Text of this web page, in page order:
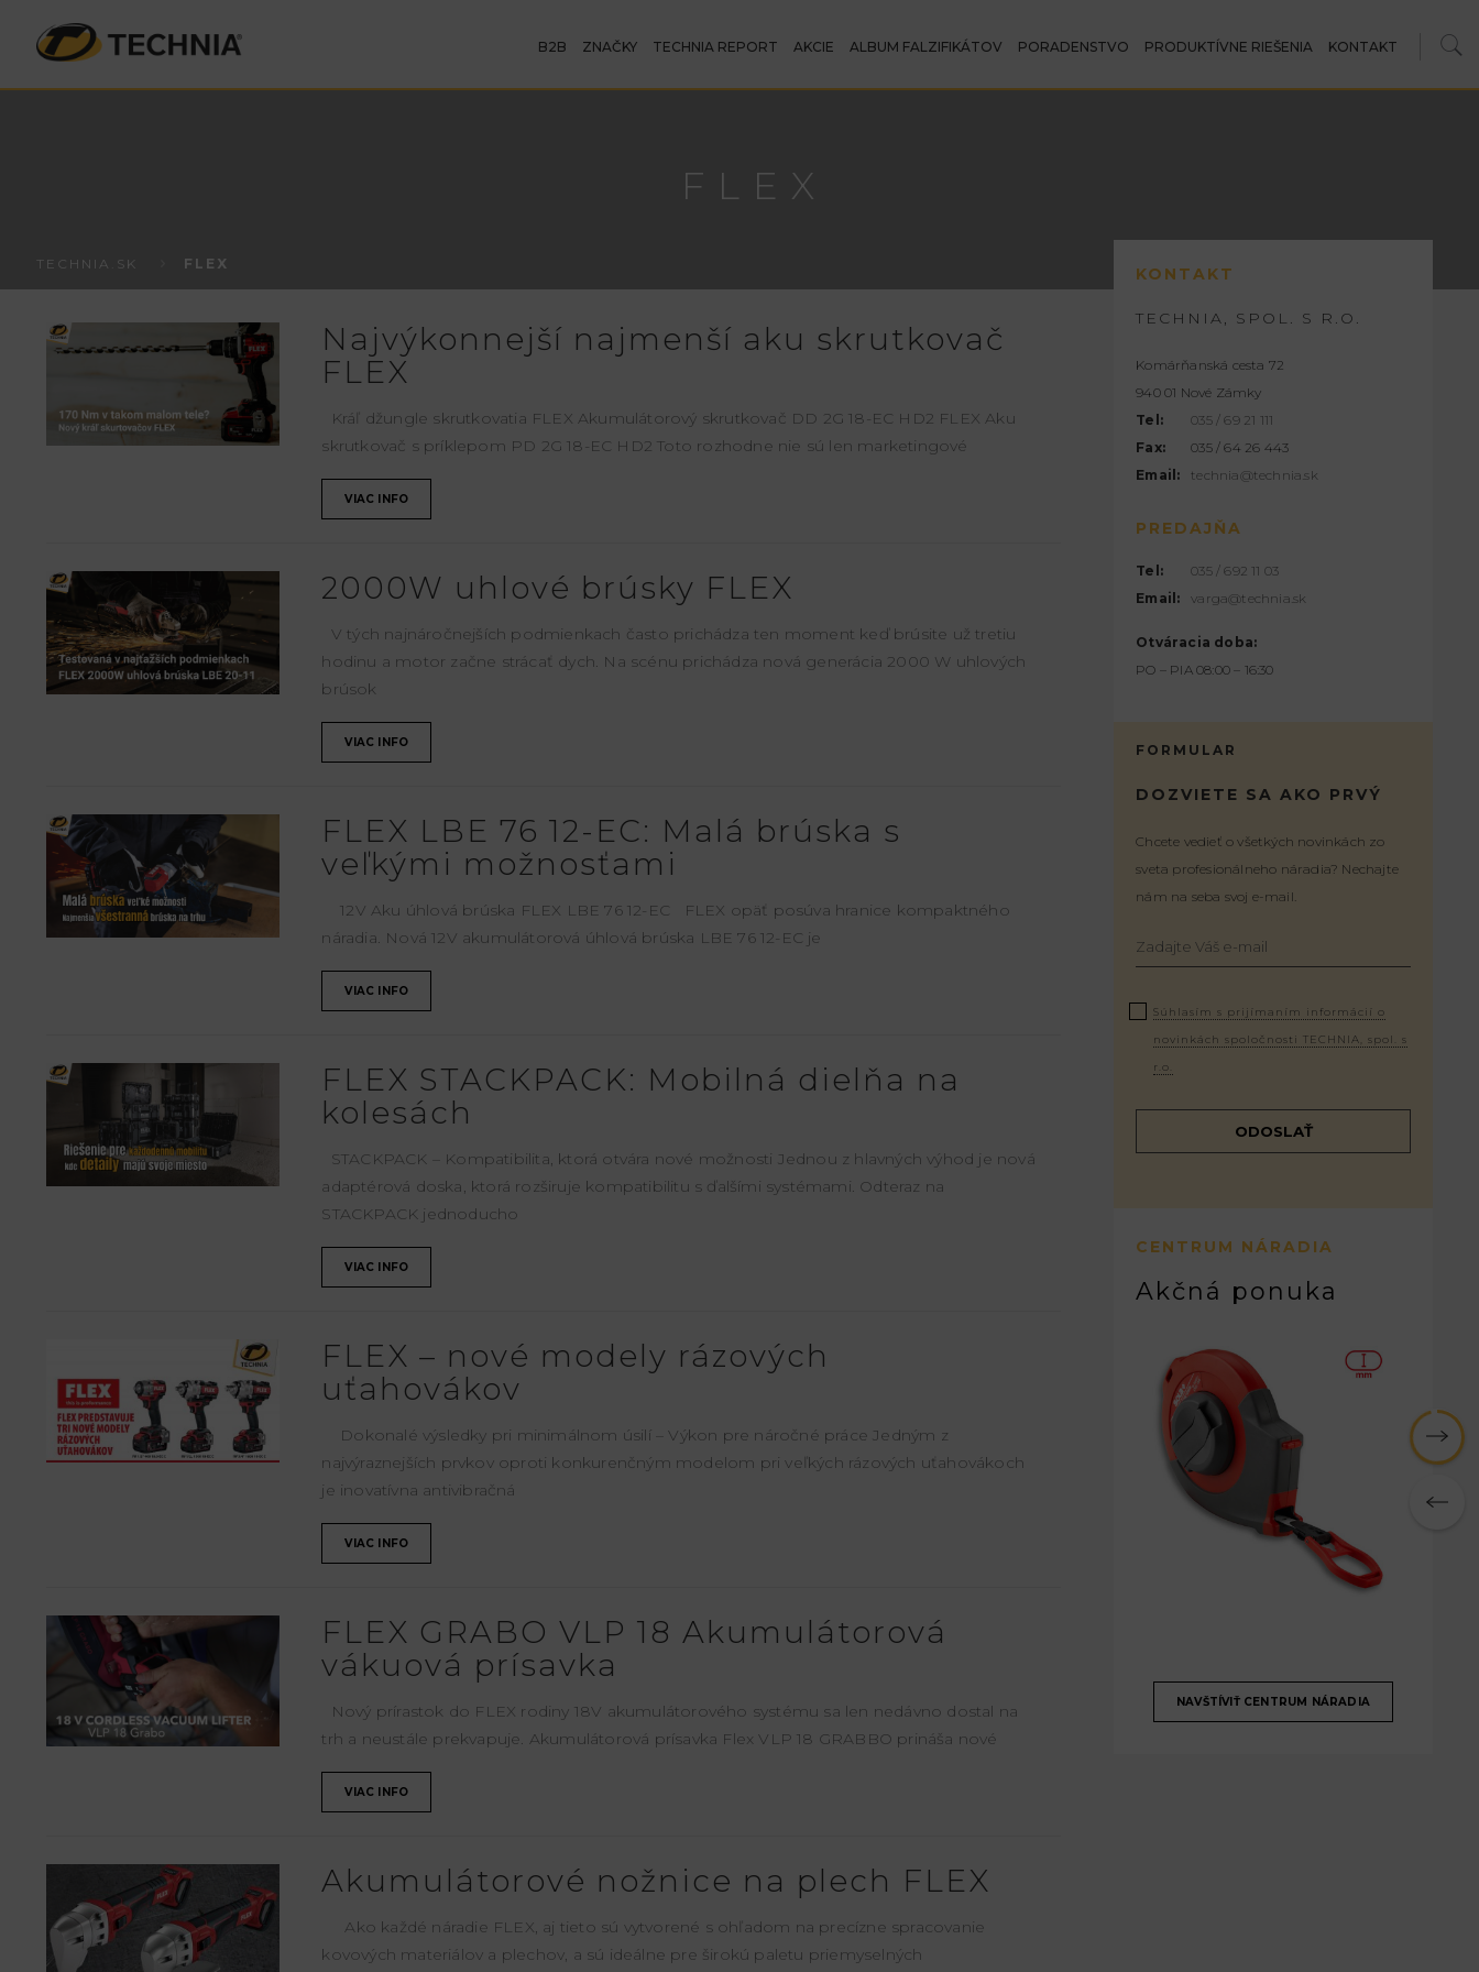
B2B ZNAČKY TECHNIA REPORT AKCIE ALBUM FALZIFIKÁTOV PORADENSTVO PRODUKTÍVNE RIEŠENIA KONTAKT
FLEX
TECHNIA.SK FLEX
Najvýkonnejší najmenší aku skrutkovač
FLEX
Kráľ džungle skrutkovatia FLEX Akumulátorový skrutkovač DD 2G 18-EC HD2 FLEX Aku
skrutkovač s príklepom PD 2G 18-EC HD2 Toto rozhodne nie sú len marketingové
VIAC INFO
2000W uhlové brúsky FLEX
V tých najnáročnejších podmienkach často prichádza ten moment keď brúsite už tretiu
hodinu a motor začne strácať dych. Na scénu prichádza nová generácia 2000 W uhlových
brúsok
VIAC INFO
FLEX LBE 76 12-EC: Malá brúska s
veľkými možnosťami
12V Aku úhlová brúska FLEX LBE 76 12-EC FLEX opäť posúva hranice kompaktného
náradia. Nová 12V akumulátorová úhlová brúska LBE 76 12-EC je
VIAC INFO
FLEX STACKPACK: Mobilná dielňa na
kolesách
STACKPACK – Kompatibilita, ktorá otvára nové možnosti Jednou z hlavných výhod je nová
adaptérová doska, ktorá rozširuje kompatibilitu s ďalšími systémami. Odteraz na
STACKPACK jednoducho
VIAC INFO
FLEX – nové modely rázových
uťahovákov
Dokonalé výsledky pri minimálnom úsilí – Výkon pre náročné práce Jedným z
najvýraznejších prvkov oproti konkurenčným modelom pri veľkých rázových uťahovákoch
je inovatívna antivibračná
VIAC INFO
FLEX GRABO VLP 18 Akumulátorová
vákuová prísavka
Nový prírastok do FLEX rodiny 18V akumulátorového systému sa len nedávno dostal na
trh a neustále prekvapuje. Akumulátorová prísavka Flex VLP 18 GRABBO prináša nové
VIAC INFO
Akumulátorové nožnice na plech FLEX
Ako každé náradie FLEX, aj tieto sú vytvorené s ohľadom na precízne spracovanie
kovových materiálov a plechov, a sú ideálne pre širokú paletu priemyselných
KONTAKT
TECHNIA, SPOL. S R.O.
Komárňanská cesta 72
940 01 Nové Zámky
Tel:
035 / 69 21 111
Fax:
035 / 64 26 443
Email:
technia@technia.sk
PREDAJŇA
Tel:
035 / 692 11 03
Email:
varga@technia.sk
Otváracia doba:
PO – PIA 08:00 – 16:30
FORMULAR
DOZVIETE SA AKO PRVÝ
Chcete vedieť o všetkých novinkách zo
sveta profesionálneho náradia? Nechajte
nám na seba svoj e-mail.
Súhlasím s prijímaním informácií o
novinkách spoločnosti TECHNIA, spol. s
r.o.
CENTRUM NÁRADIA
Akčná ponuka
NAVŠTÍVIŤ CENTRUM NÁRADIA